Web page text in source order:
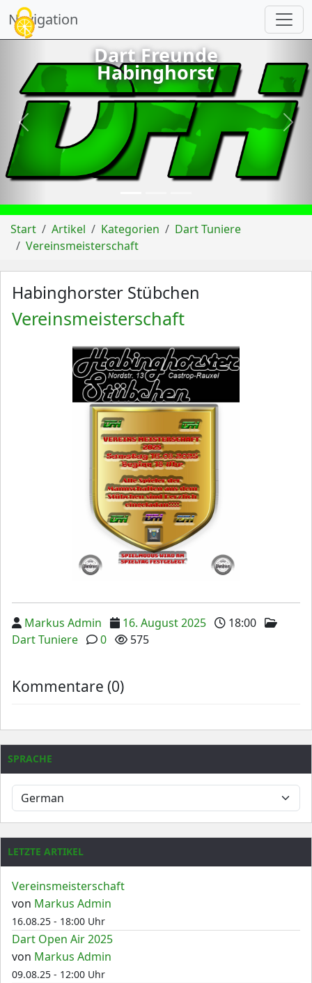
Navigation
vorheriges
Dart Freunde
Habinghorst
Start Artikel Kategorien
Dart Tuniere
Vereinsmeisterschaft
Habinghorster Stübchen
Vereinsmeisterschaft
Markus Admin 16. August 2025
18:00
Dart Tuniere
0 575
Kommentare (0)
SPRACHE
LETZTE ARTIKEL
Vereinsmeisterschaft
von Markus Admin
16.08.25 - 18:00 Uhr
Dart Open Air 2025
von Markus Admin
09.08.25 - 12:00 Uhr
Cookie-Einstellungen